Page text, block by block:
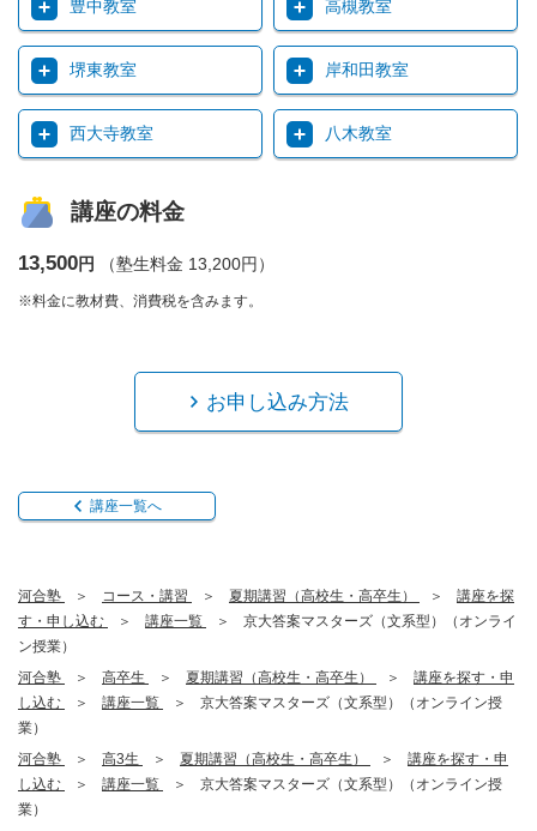
豊中教室 高槻教室
堺東教室 岸和田教室
西大寺教室 八木教室
講座の料金
13,500円 （塾生料金 13,200円）
※料金に教材費、消費税を含みます。
お申し込み方法
講座一覧へ
河合塾 コース・講習 夏期講習（高校生・高卒生）
講座を探
す・申し込む
講座一覧
京大答案マスターズ（文系型）（オンライ
ン授業）
河合塾
高卒生 夏期講習（高校生・高卒生）
講座を探す・申
し込む
講座一覧
京大答案マスターズ（文系型）（オンライン授
業）
河合塾
高3生 夏期講習（高校生・高卒生）
講座を探す・申
し込む
講座一覧
京大答案マスターズ（文系型）（オンライン授
業）